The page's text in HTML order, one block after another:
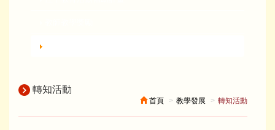
轉知活動
首頁 教學發展 轉知活動